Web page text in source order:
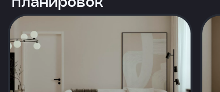
с
условиями
конфиденциальности